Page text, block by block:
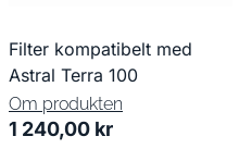
Filter kompatibelt med
Astral Terra 100
Om produkten
1 240,00 kr